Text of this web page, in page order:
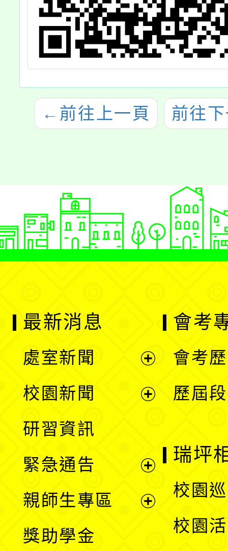
← 前往上一頁 前往
最新消息
處室新聞
單
校園新聞
選
單
研習資訊
緊急通告
親師生專區
獎助學金
會考
會考
歷屆
瑞坪
校園
校園